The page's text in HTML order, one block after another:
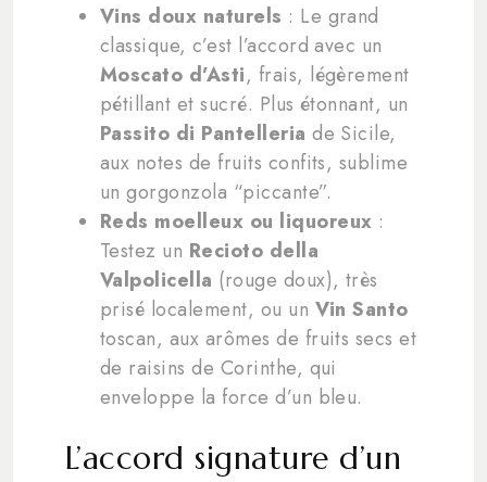
Vins doux naturels : Le grand
classique, c’est l’accord avec un
Moscato d’Asti, frais, légèrement
pétillant et sucré. Plus étonnant, un
Passito di Pantelleria de Sicile,
aux notes de fruits confits, sublime
un gorgonzola “piccante”.
Reds moelleux ou liquoreux :
Testez un Recioto della
Valpolicella (rouge doux), très
prisé localement, ou un Vin Santo
toscan, aux arômes de fruits secs et
de raisins de Corinthe, qui
enveloppe la force d’un bleu.
L’accord signature d’un